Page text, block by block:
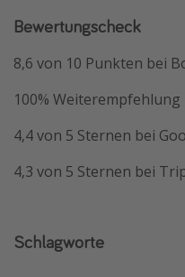
Bewertungscheck
8,6 von 10 Punkten bei
100% Weiterempfehlung
4,4 von 5 Sternen bei
4,3 von 5 Sternen bei
Schlagworte